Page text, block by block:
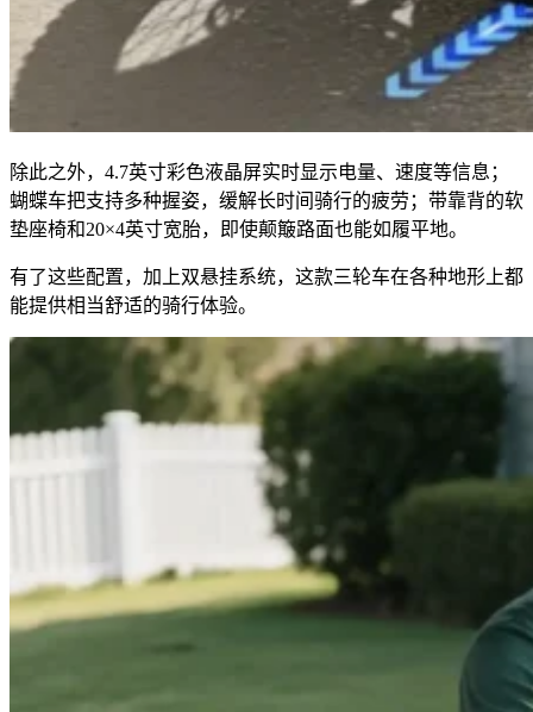
除此之外，4.7英寸彩色液晶屏实时显示电量、速度等信息；
蝴蝶车把支持多种握姿，缓解长时间骑行的疲劳；带靠背的软
垫座椅和20×4英寸宽胎，即使颠簸路面也能如履平地。
有了这些配置，加上双悬挂系统，这款三轮车在各种地形上都
能提供相当舒适的骑行体验。